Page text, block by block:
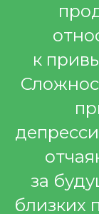
к
за
близких